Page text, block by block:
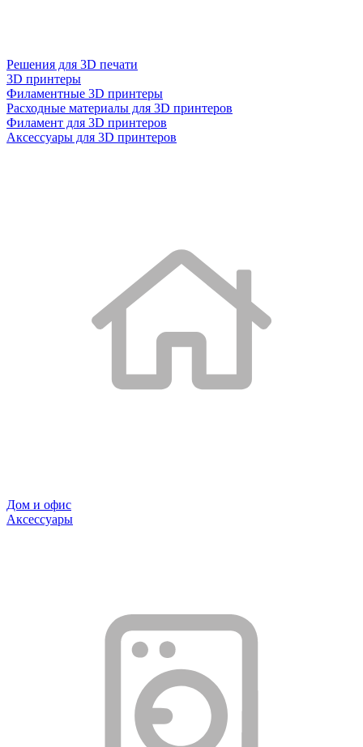
Решения для 3D печати
3D принтеры
Филаментные 3D принтеры
Расходные материалы для 3D принтеров
Филамент для 3D принтеров
Аксессуары для 3D принтеров
Дом и офис
Аксессуары